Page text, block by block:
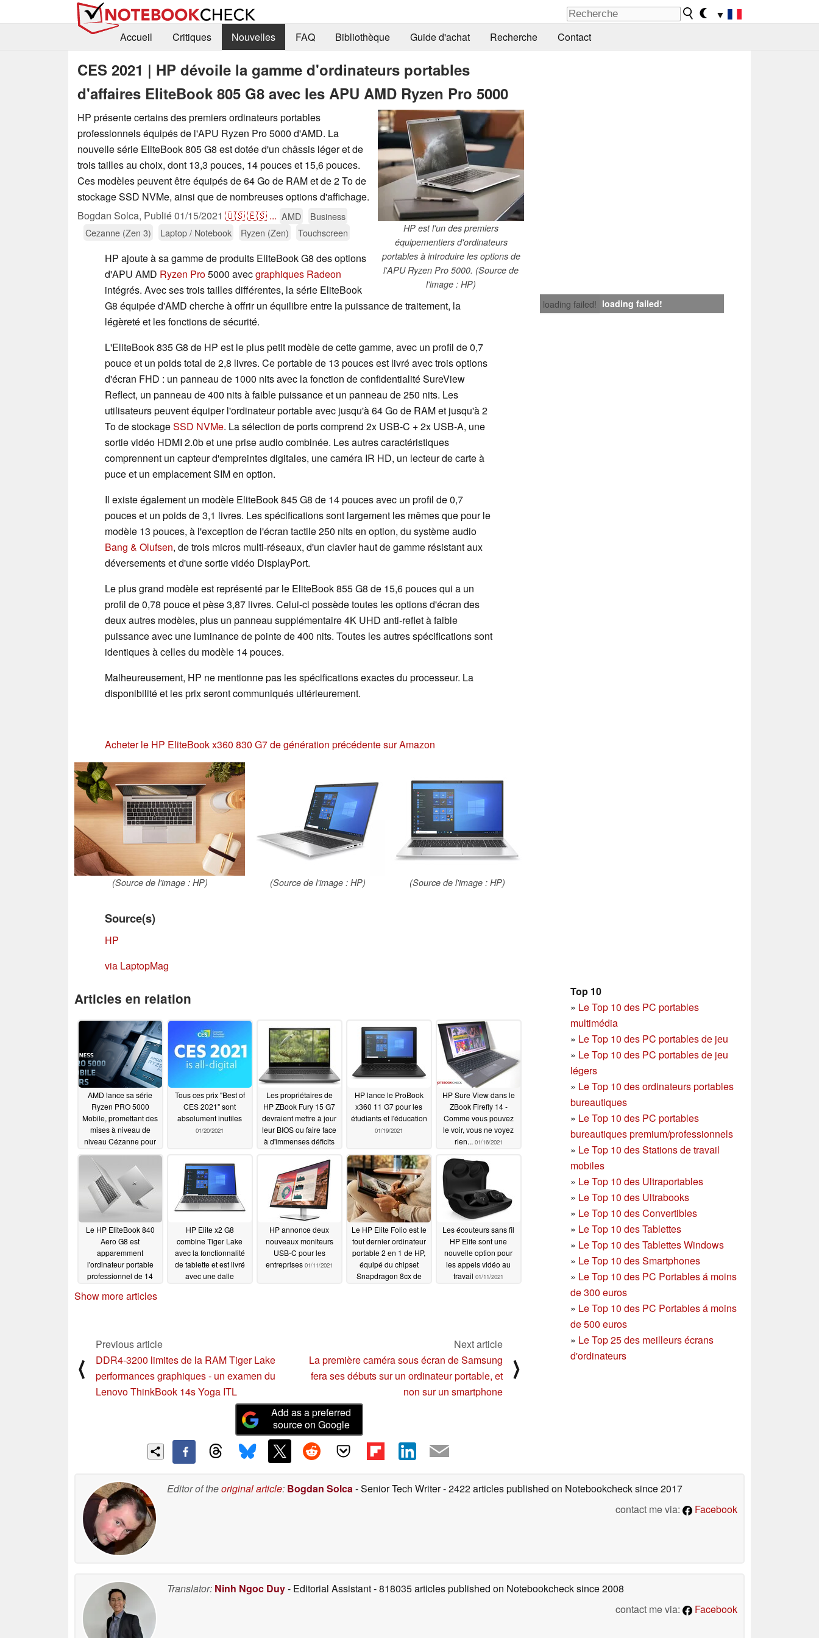
▼
Accueil
Critiques Nouvelles FAQ Bibliothèque Guide d'achat Recherche Contact
CES 2021 | HP dévoile la gamme d'ordinateurs portables
d'affaires EliteBook 805 G8 avec les APU AMD Ryzen Pro 5000
HP est l'un des premiers
équipementiers d'ordinateurs
portables à introduire les options de
l'APU Ryzen Pro 5000. (Source de
l'image : HP)
HP présente certains des premiers ordinateurs portables
professionnels équipés de l'APU Ryzen Pro 5000 d'AMD. La
nouvelle série EliteBook 805 G8 est dotée d'un châssis léger et de
trois tailles au choix, dont 13,3 pouces, 14 pouces et 15,6 pouces.
Ces modèles peuvent être équipés de 64 Go de RAM et de 2 To de
stockage SSD NVMe, ainsi que de nombreuses options d'affichage.
Bogdan Solca, Publié01/15/2021 🇺🇸🇪🇸 ... AMD
Business
Cezanne (Zen 3)
Laptop / Notebook Ryzen (Zen) Touchscreen
loading failed! loading failed!
HP ajoute à sa gamme de produits EliteBook G8 des options
d'APU AMD Ryzen Pro5000 avecgraphiques Radeon
intégrés. Avec ses trois tailles différentes, la série EliteBook
G8 équipée d'AMD cherche à offrir un équilibre entre la puissance de traitement, la
légèreté et les fonctions de sécurité.
L'EliteBook 835 G8 de HP est le plus petit modèle de cette gamme, avec un profil de 0,7
pouce et un poids total de 2,8 livres. Ce portable de 13 pouces est livré avec trois options
d'écran FHD : un panneau de 1000 nits avec la fonction de confidentialité SureView
Reflect, un panneau de 400 nits à faible puissance et un panneau de 250 nits. Les
utilisateurs peuvent équiper l'ordinateur portable avec jusqu'à 64 Go de RAM et jusqu'à 2
To de stockageSSD NVMe. La sélection de ports comprend 2x USB-C + 2x USB-A, une
sortie vidéo HDMI 2.0b et une prise audio combinée. Les autres caractéristiques
comprennent un capteur d'empreintes digitales, une caméra IR HD, un lecteur de carte à
puce et un emplacement SIM en option.
Il existe également un modèle EliteBook 845 G8 de 14 pouces avec un profil de 0,7
pouces et un poids de 3,1 livres. Les spécifications sont largement les mêmes que pour le
modèle 13 pouces, à l'exception de l'écran tactile 250 nits en option, du système audio
Bang & Olufsen, de trois micros multi-réseaux, d'un clavier haut de gamme résistant aux
déversements et d'une sortie vidéo DisplayPort.
Le plus grand modèle est représenté par le EliteBook 855 G8 de 15,6 pouces qui a un
profil de 0,78 pouce et pèse 3,87 livres. Celui-ci possède toutes les options d'écran des
deux autres modèles, plus un panneau supplémentaire 4K UHD anti-reflet à faible
puissance avec une luminance de pointe de 400 nits. Toutes les autres spécifications sont
identiques à celles du modèle 14 pouces.
Malheureusement, HP ne mentionne pas les spécifications exactes du processeur. La
disponibilité et les prix seront communiqués ultérieurement.
Acheter le HP EliteBook x360 830 G7 de génération précédente sur Amazon
(Source de l'image : HP) (Source de l'image : HP) (Source de l'image : HP)
Source(s)
HP
via LaptopMag
Top 10
» Le Top 10 des PC portables
multimédia
» Le Top 10 des PC portables de jeu
» Le Top 10 des PC portables de jeu
légers
» Le Top 10 des ordinateurs portables
bureautiques
» Le Top 10 des PC portables
bureautiques premium/professionnels
» Le Top 10 des Stations de travail
mobiles
» Le Top 10 des Ultraportables
» Le Top 10 des Ultrabooks
» Le Top 10 des Convertibles
» Le Top 10 des Tablettes
» Le Top 10 des Tablettes Windows
» Le Top 10 des Smartphones
» Le Top 10 des PC Portables á moins
de 300 euros
» Le Top 10 des PC Portables á moins
de 500 euros
» Le Top 25 des meilleurs écrans
d'ordinateurs
Articles en relation
AMD lance sa série
Ryzen PRO 5000
Mobile, promettant des
mises à niveau de
niveau Cézanne pour
portables
professionnels de la
prochaine génération
03/17/2021
Tous ces prix "Best of
CES 2021" sont
absolument inutiles
01/20/2021
Les propriétaires de
HP ZBook Fury 15 G7
devraient mettre à jour
leur BIOS ou faire face
à d'immenses déficits
01/20/2021
HP lance le ProBook
x360 11 G7 pour les
étudiants et l'éducation
01/19/2021
HP Sure View dans le
ZBook Firefly 14 -
Comme vous pouvez
le voir, vous ne voyez
rien... 01/16/2021
Le HP EliteBook 840
Aero G8 est
apparemment
l'ordinateur portable
professionnel de 14
monde01/11/2021
HP Elite x2 G8
combine Tiger Lake
avec la fonctionnalité
de tablette et est livré
avec une dalle
HP annonce deux
nouveaux moniteurs
USB-C pour les
entreprises 01/11/2021
Le HP Elite Folio est le
tout dernier ordinateur
portable 2 en 1 de HP,
équipé du chipset
Snapdragon 8cx de
Les écouteurs sans fil
HP Elite sont une
nouvelle option pour
les appels vidéo au
travail 01/11/2021
Show more articles
⟨
Previous article
DDR4-3200 limites de la RAM Tiger Lake
performances graphiques - un examen du
Lenovo ThinkBook 14s Yoga ITL
Next article
La première caméra sous écran de Samsung
fera ses débuts sur un ordinateur portable, et
non sur un smartphone
⟩
Add as a preferred
source on Google
Editor of theoriginal article: Bogdan Solca- Senior Tech Writer- 2422 articles published on Notebookchecksince 2017
contact me via:
Facebook
Translator: Ninh Ngoc Duy- Editorial Assistant- 818035 articles published on Notebookchecksince 2008
contact me via:
Facebook